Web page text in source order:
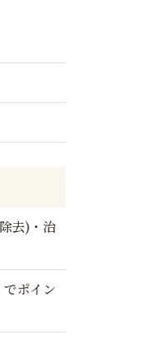
去)・治
ポイン